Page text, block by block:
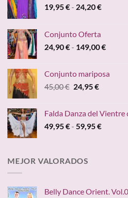
19,95€- 24,20€Rango
19,95 €
Conjunto Oferta
24,90€- 149,00€Rango
desde
149,00
Conjunto mariposa
45,00€ El
era:
45,00 €.
24,95€El
es:
24,95 €.
Falda Danza del Vientre
49,95€- 59,95€Rango
59,95 €
MEJOR VALORADOS
Belly Dance Orient.